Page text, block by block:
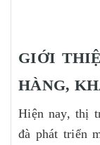
GIỚI
HÀNG,
Hiện nay, thị
đà phát triển